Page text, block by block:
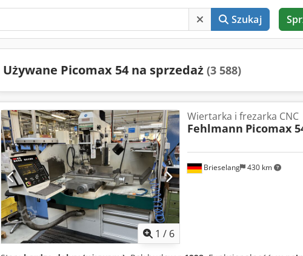
Szukaj
Używane Picomax 54 na sprzedaż (3 588)
1 / 6
Brieselang 430 km
Wiertarka i frezarka CNC
Fehlmann Picomax